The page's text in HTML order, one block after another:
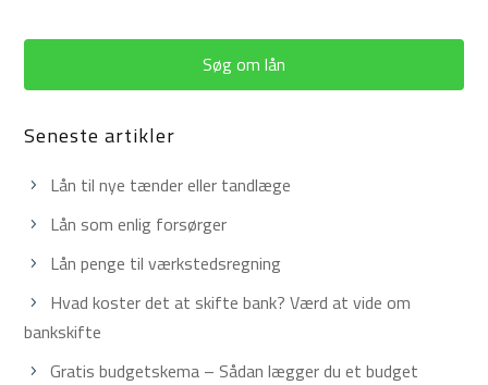
Søg om lån
Seneste artikler
Lån til nye tænder eller tandlæge
Lån som enlig forsørger
Lån penge til værkstedsregning
Hvad koster det at skifte bank? Værd at vide om
bankskifte
Gratis budgetskema – Sådan lægger du et budget